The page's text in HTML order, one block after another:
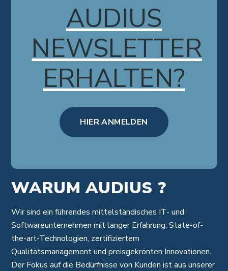
AUDIUS
NEWSLETTER
ERHALTEN?
HIER ANMELDEN
WARUM AUDIUS ?
Wir sind ein führendes mittelständisches IT- und
Softwareunternehmen mit langer Erfahrung, State-of-
the-art-Technologien, zertifiziertem
Qualitätsmanagement und preisgekrönten Innovationen.
Der Fokus auf die Bedürfnisse von Kunden ist aus unserer